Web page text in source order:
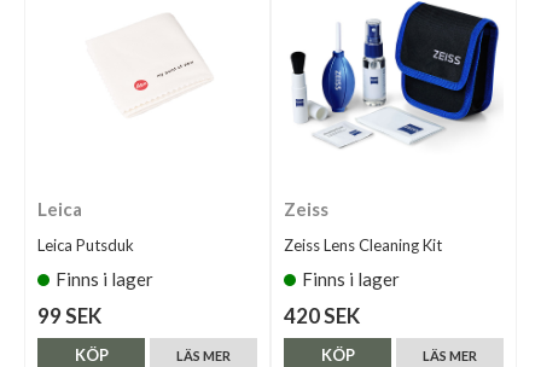
Leica
Leica Putsduk
Finns i lager
99 SEK
LÄS MER
KÖP
Zeiss
Zeiss Lens Cleaning Kit
Finns i lager
420 SEK
LÄS MER
KÖP